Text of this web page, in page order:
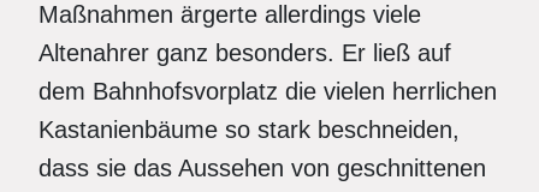
Maßnahmen ärgerte allerdings viele
Altenahrer ganz besonders. Er ließ auf
dem Bahnhofsvorplatz die vielen herrlichen
Kastanienbäume so stark beschneiden,
dass sie das Aussehen von geschnittenen